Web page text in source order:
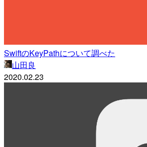
SwiftのKeyPathについて調べた
山田良
2020.02.23